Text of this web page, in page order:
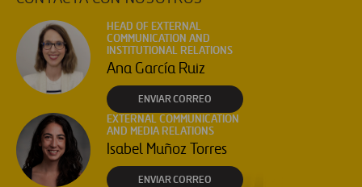
HEAD OF EXTERNAL
COMMUNICATION AND
INSTITUTIONAL RELATIONS
Ana García Ruiz
ENVIAR CORREO
EXTERNAL COMMUNICATION
AND MEDIA RELATIONS
Isabel Muñoz Torres
ENVIAR CORREO